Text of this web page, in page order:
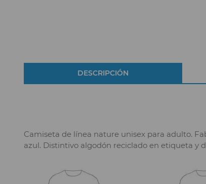
DESCRIPCIÓN
Camiseta de línea nature unisex para adulto.
azul. Distintivo algodón reciclado en etiqueta y